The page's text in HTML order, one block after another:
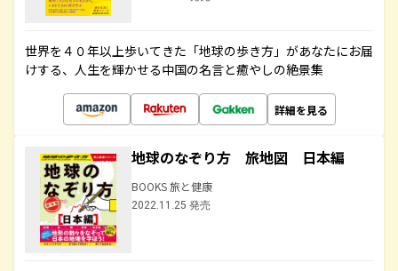
世界を４０年以上歩いてきた「地球の歩き方」があなたにお届
けする、人生を輝かせる中国の名言と癒やしの絶景集
詳細を見る
地球のなぞり方 旅地図 日本編
BOOKS 旅と健康
2022.11.25 発売